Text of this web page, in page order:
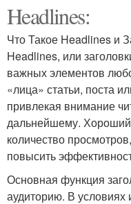
Headlines:
Что Такое Headlines и
Headlines, или
важных элементов
«лица» статьи, поста
привлекая внимание
дальнейшему. Хороший
количество
повысить
Основная функция
аудиторию. В